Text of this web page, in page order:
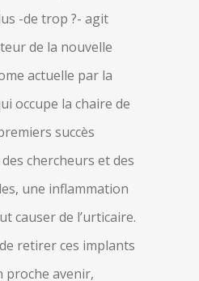
-de trop ?- agit
de la nouvelle
actuelle par la
occupe la chaire de
succès
chercheurs et des
une inflammation
causer de l’urticaire.
retirer ces implants
proche avenir,